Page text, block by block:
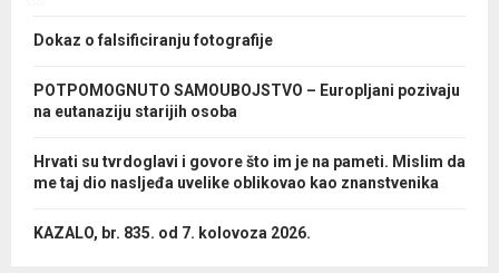
Dokaz o falsificiranju fotografije
POTPOMOGNUTO SAMOUBOJSTVO – Europljani pozivaju
na eutanaziju starijih osoba
Hrvati su tvrdoglavi i govore što im je na pameti. Mislim da
me taj dio nasljeđa uvelike oblikovao kao znanstvenika
KAZALO, br. 835. od 7. kolovoza 2026.